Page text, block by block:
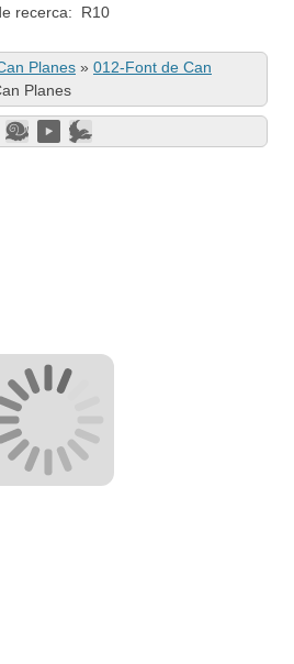
recerca: R10
Planes » 012-Font de Can
Planes